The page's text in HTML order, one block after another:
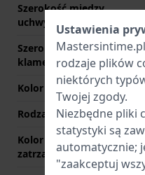
Szerokość między
uchwytami
Szerokość paska przy
klamerce
Kolor paska
Rodzaj zapięcia
Kolor zapięcia
zatrzaskowego
Ustawienia
rodzaje plików
niektórych
Twojej zgody.
Niezbędne pliki
statystyki są
automatycznie;
"zaakceptuj